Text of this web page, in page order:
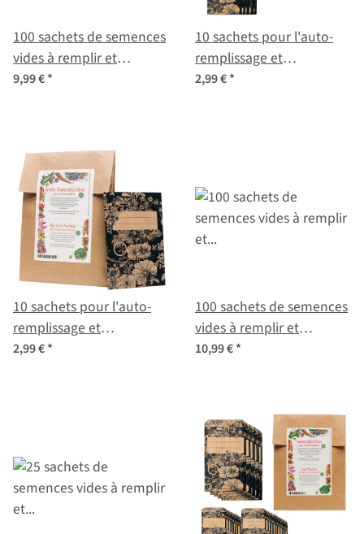
100 sachets de semences
vides à remplir et
étiquetter pour les
9,99 €*
10 sachets pour l'auto-
remplissage et
l'étiquetage des
2,99 €*
10 sachets pour l'auto-
remplissage et
l'étiquetage des
2,99 €*
100 sachets de semences
vides à remplir et
étiquetter pour les
10,99 €*